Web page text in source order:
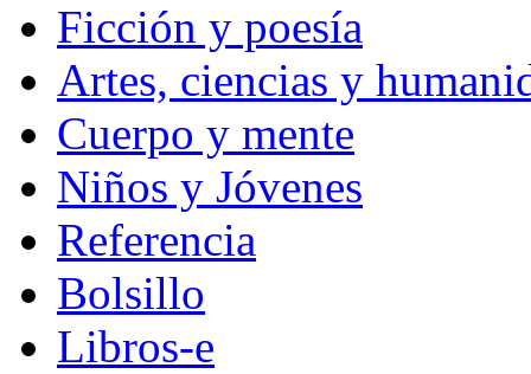
Ficción y poesía
Artes, ciencias y
Cuerpo y mente
Niños y Jóvenes
Referencia
Bolsillo
Libros-e